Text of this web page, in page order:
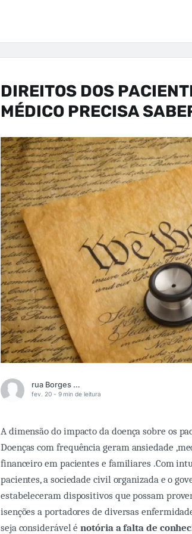
DIREITOS DOS
MÉDICO PRECISA
rua Borges Lagoa
fev. 20 - 9 min de leitura
A dimensão do impacto da doença sobre os
Doenças com frequência geram ansiedade
financeiro em pacientes e familiares .Com
pacientes, a sociedade civil organizada e o
estabeleceram dispositivos que possam
isenções a portadores de diversas
seja considerável énotória a falta de